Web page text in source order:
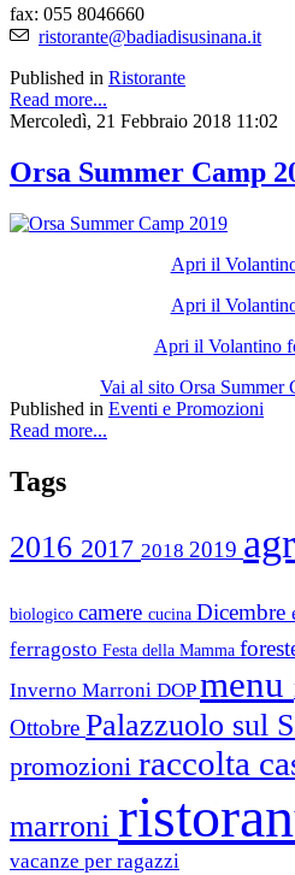
fax: 055 8046660
ristorante@badiadisusinana.it
Published in Ristorante
Read more...
Mercoledì, 21 Febbraio 2018 11:02
Orsa Summer Camp
Apri il
Apri il
Apri il Volantino
Vai al sito Orsa Summer
Published in Eventi e Promozioni
Read more...
Tags
2016 2017 2018 2019
biologico camere cucina Dicembre
ferragosto Festa della Mamma
Inverno Marroni DOPmenu
Ottobre Palazzuolo sul
promozioni raccolta
marroni
vacanze per ragazzi